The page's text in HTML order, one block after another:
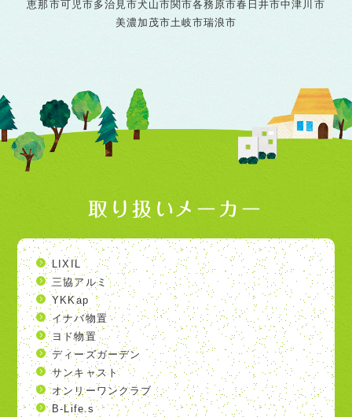
恵那市可児市多治見市犬山市関市各務原市春日井市中津川市
美濃加茂市土岐市瑞浪市
取り扱いメーカー
LIXIL
三協アルミ
YKKap
イナバ物置
ヨド物置
ディーズガーデン
サンキャスト
オンリーワンクラブ
B-Life.s